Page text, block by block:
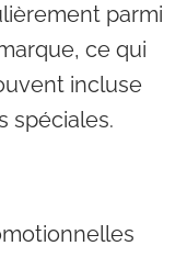
parmi
ce qui
incluse
spéciales.